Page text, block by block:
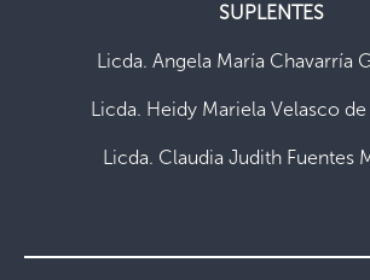
SUPLENTES
Licda. Angela María Chavarría
Licda. Heidy Mariela Velasco
Licda. Claudia Judith Fuentes